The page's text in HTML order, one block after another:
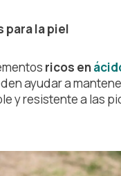
para la piel
ricos en
ayudar a
y resistente a las